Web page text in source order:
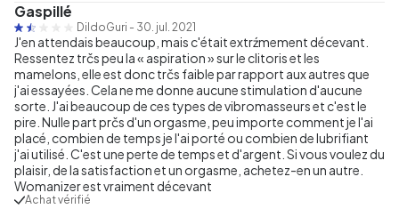
Gaspillé
DildoGuri - 30. jul. 2021
J'en attendais beaucoup, mais c'était extrźmement décevant.
Ressentez trčs peu la « aspiration » sur le clitoris et les
mamelons, elle est donc trčs faible par rapport aux autres que
j'ai essayées. Cela ne me donne aucune stimulation d'aucune
sorte. J'ai beaucoup de ces types de vibromasseurs et c'est le
pire. Nulle part prčs d'un orgasme, peu importe comment je l'ai
placé, combien de temps je l'ai porté ou combien de lubrifiant
j'ai utilisé. C'est une perte de temps et d'argent. Si vous voulez du
plaisir, de la satisfaction et un orgasme, achetez-en un autre.
Womanizer est vraiment décevant
Achat vérifié